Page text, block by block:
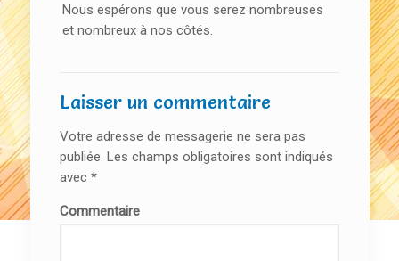
Nous espérons que vous serez nombreuses
et nombreux à nos côtés.
Laisser un commentaire
Votre adresse de messagerie ne sera pas
publiée. Les champs obligatoires sont indiqués
avec *
Commentaire